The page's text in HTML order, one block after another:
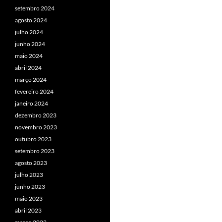
setembro 2024
agosto 2024
julho 2024
junho 2024
maio 2024
abril 2024
março 2024
fevereiro 2024
janeiro 2024
dezembro 2023
novembro 2023
outubro 2023
setembro 2023
agosto 2023
julho 2023
junho 2023
maio 2023
abril 2023